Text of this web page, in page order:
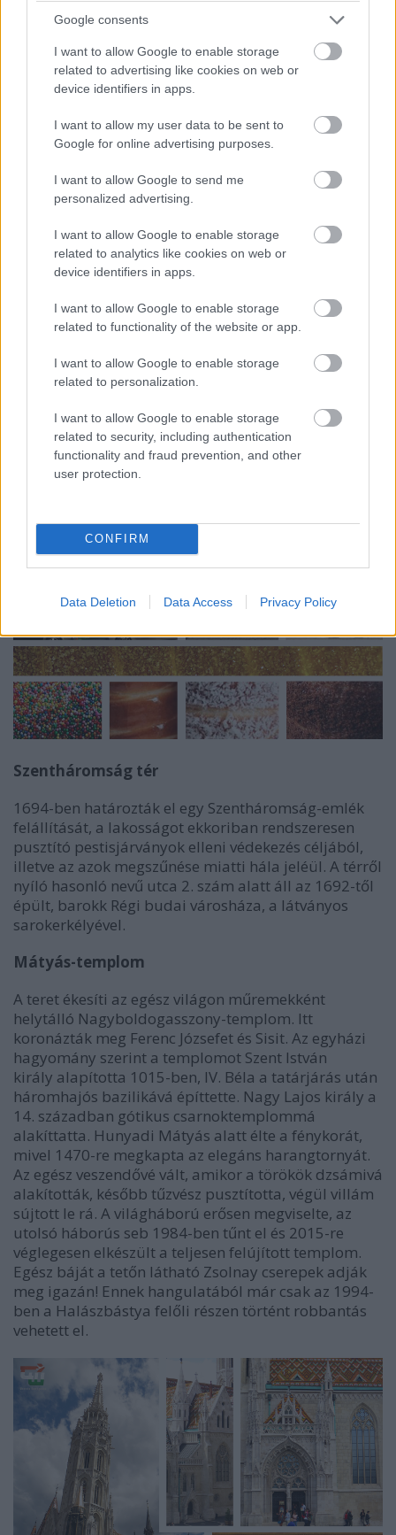
Google consents
I want to allow Google to enable storage
related to advertising like cookies on web or
device identifiers in apps.
I want to allow my user data to be sent to
Google for online advertising purposes.
I want to allow Google to send me
personalized advertising.
I want to allow Google to enable storage
related to analytics like cookies on web or
device identifiers in apps.
I want to allow Google to enable storage
related to functionality of the website or app.
I want to allow Google to enable storage
related to personalization.
I want to allow Google to enable storage
related to security, including authentication
functionality and fraud prevention, and other
user protection.
CONFIRM
Data Deletion Data Access Privacy Policy
hétköznapinak számít. A 16. század elején készült
mintákat a II. világháború ostroma után találták
meg a vakolatrétegek alatt. Az épület földszintjén
egykoron üzlethelyiségek kínálták a portékát, ezek
boltozatok és barokk ablakok a 18. század elején
készültek. A 16. számban is üzletek funkcionáltak,
épület, hanem egy maradandó régiség. Az Anna utca
felé néző homlokzatán láthatunk több középkori
Anna utca
egyemeletes lakóház, gótikus nyíláskeret
részletekkel, a földszinti helyiségben pedig
középkori falmaradványokkal. Az egykori Arany Sas
Gyógyszertár Tárnok utcai bejárati ajtójának ma is
látható keretezése 1780 körül készülhetett. A ház
homlokzatát klasszicista stílusban építették át 1820
körül, viszont a barokk szoborfülkéje megmaradt.
Szentháromság tér
1694-ben határozták el egy Szentháromság-emlék
felállítását, a lakosságot ekkoriban rendszeresen
pusztító pestisjárványok elleni védekezés céljából,
illetve az azok megszűnése miatti hála jeléül. A térről
nyíló hasonló nevű utca 2. szám alatt áll az 1692-től
épült, barokk Régi budai városháza, a látványos
sarokerkélyével.
Mátyás-templom
A teret ékesíti az egész világon műremekként
helytálló Nagyboldogasszony-templom. Itt
koronázták meg Ferenc Józsefet és Sisit. Az egyházi
hagyomány szerint a templomot Szent István
király alapította 1015-ben, IV. Béla a tatárjárás után
háromhajós bazilikává építtette. Nagy Lajos király a
14. században gótikus csarnoktemplommá
alakíttatta. Hunyadi Mátyás alatt élte a fénykorát,
mivel 1470-re megkapta az elegáns harangtornyát.
Az egész veszendővé vált, amikor a törökök dzsámivá
alakították, később tűzvész pusztította, végül villám
sújtott le rá. A világháború erősen megviselte, az
utolsó háborús seb 1984-ben tűnt el és 2015-re
véglegesen elkészült a teljesen felújított templom.
Egész báját a tetőn látható Zsolnay cserepek adják
meg igazán! Ennek hangulatából már csak az 1994-
ben a Halászbástya felőli részen történt robbantás
vehetett el.